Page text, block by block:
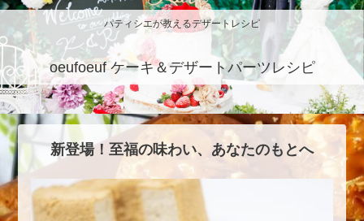
パティシエが教えるデザートレシピ
oeufoeuf ケーキ＆デザートパーツレシピ
新登場！至福の味わい、あなたのもとへ